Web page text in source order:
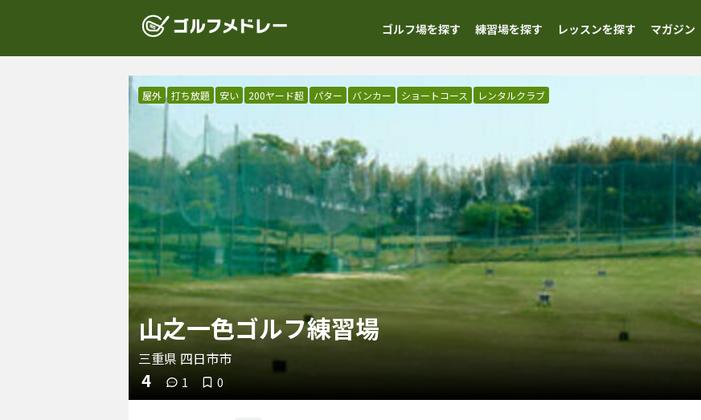
ゴルフ場を探す 練習場を探す レッスンを探す マガジン
屋外 打ち放題 安い 200ヤード超 パター バンカー ショートコース レンタルクラブ
山之一色ゴルフ練習場
三重県 四日市市
4 1 0